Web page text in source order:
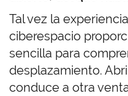
Tal vez la
ciberespacio
sencilla para
desplazamiento.
conduce a otra